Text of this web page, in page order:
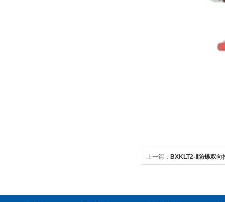
上一篇： BXKLT2-Ⅱ防爆双向